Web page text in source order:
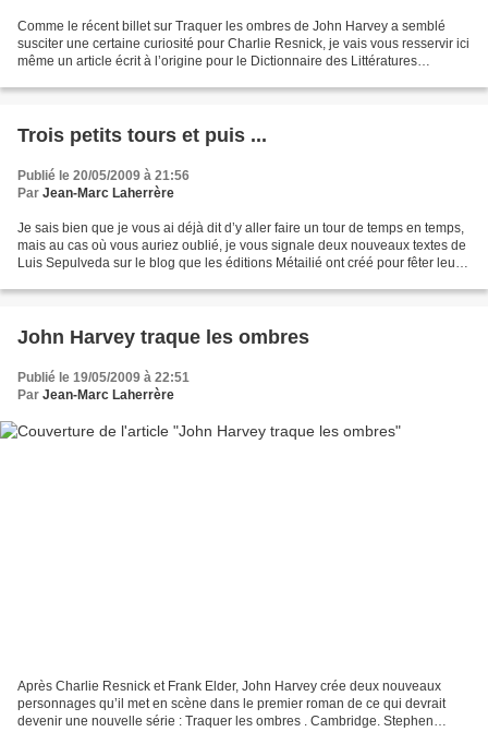
Comme le récent billet sur Traquer les ombres de John Harvey a semblé
susciter une certaine curiosité pour Charlie Resnick, je vais vous resservir ici
même un article écrit à l’origine pour le Dictionnaire des Littératures
Trois petits tours et puis ...
Publié le 20/05/2009 à 21:56
Par Jean-Marc Laherrère
Je sais bien que je vous ai déjà dit d’y aller faire un tour de temps en temps,
mais au cas où vous auriez oublié, je vous signale deux nouveaux textes de
Luis Sepulveda sur le blog que les éditions Métailié ont créé pour fêter leurs
John Harvey traque les ombres
Publié le 19/05/2009 à 22:51
Par Jean-Marc Laherrère
Après Charlie Resnick et Frank Elder, John Harvey crée deux nouveaux
personnages qu’il met en scène dans le premier roman de ce qui devrait
devenir une nouvelle série : Traquer les ombres . Cambridge. Stephen